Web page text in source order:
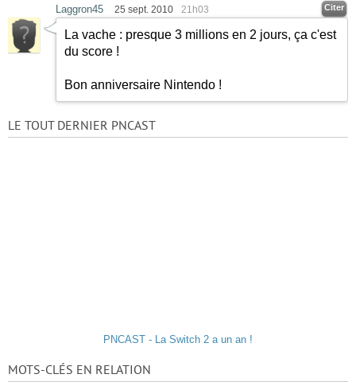
Laggron45 25 sept. 2010 21h03 Citer
La vache : presque 3 millions en 2 jours, ça c'est
du score !
Bon anniversaire Nintendo !
LE TOUT DERNIER PNCAST
PNCAST - La Switch 2 a un an !
MOTS-CLÉS EN RELATION